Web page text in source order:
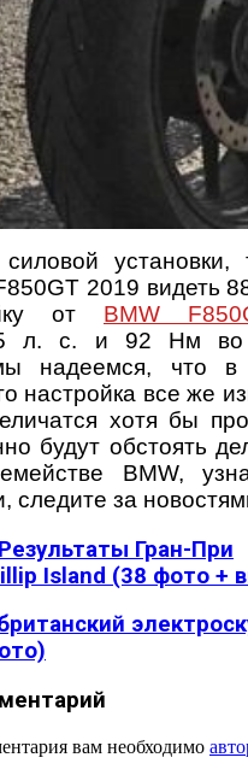
установки,
2019 видеть
от BMW
л. с. и 92 Нм во
надеемся, что в
настройка все же
хотя бы
будут обстоять
BMW,
следите за
Гран-При
Island (38 фото +
вам необходимо